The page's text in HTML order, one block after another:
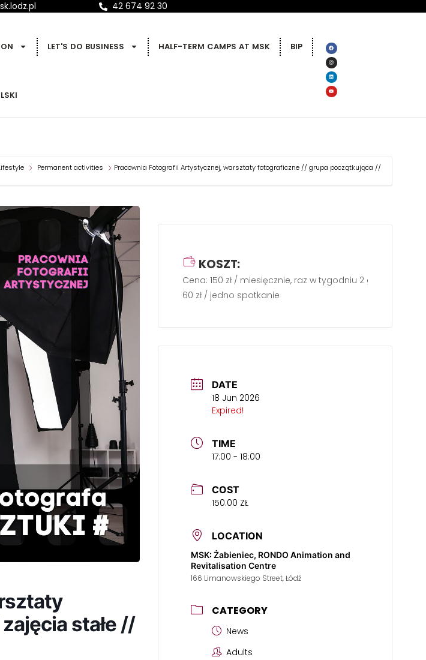
42 674 92 30
LET'S DO BUSINESS HALF-TERM CAMPS AT MSK BIP
Permanent activities
Pracownia Fotografii Artystycznej, warsztaty fotograficzne // grupa początkująca //
stałe //
DATE
18 Jun 2026
Expired!
TIME
17:00 - 18:00
COST
150.00 ZŁ
LOCATION
MSK: Żabieniec, RONDO Animation and
Revitalisation Centre
166 Limanowskiego Street, Łódź
CATEGORY
News
Adults
KOSZT:
Cena: 150 zł / miesięcznie, raz w tygodniu 2 godz.
60 zł / jedno spotkanie